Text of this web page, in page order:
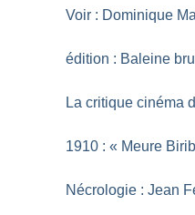
Voir : Dominique
édition : Baleine
La critique cinéma
1910 : « Meure
Nécrologie : Jean